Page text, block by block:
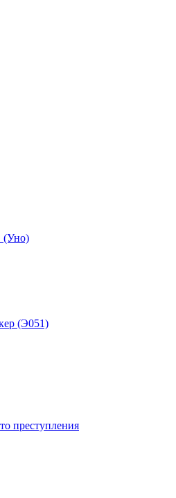
(Уно)
(Э051)
преступления